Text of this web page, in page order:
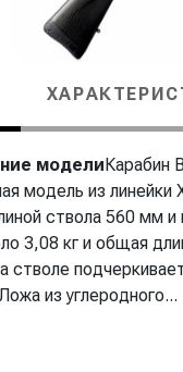
моделиКарабин
модель из линейки
ствола 560 мм
3,08 кг и общая
стволе
из углеродного...